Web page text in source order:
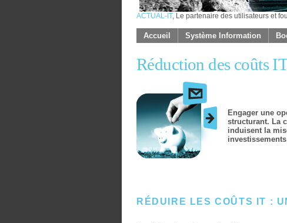
ACTUAL-IT, Le partenaire des utilisateurs et
Accueil Système Information
Réduction des coûts
Engager une
structurant. La
induisent la
RÉDUIRE LES COÛTS IT :